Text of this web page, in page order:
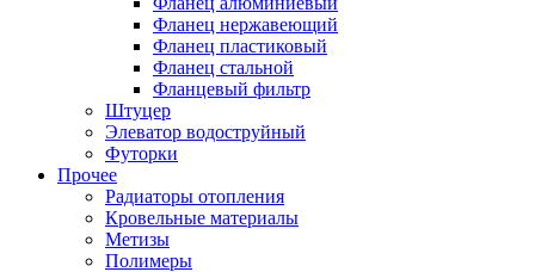
Фланец нержавеющий
Фланец пластиковый
Фланец стальной
Фланцевый фильтр
Штуцер
Элеватор водоструйный
Футорки
Прочее
Радиаторы отопления
Кровельные материалы
Метизы
Полимеры